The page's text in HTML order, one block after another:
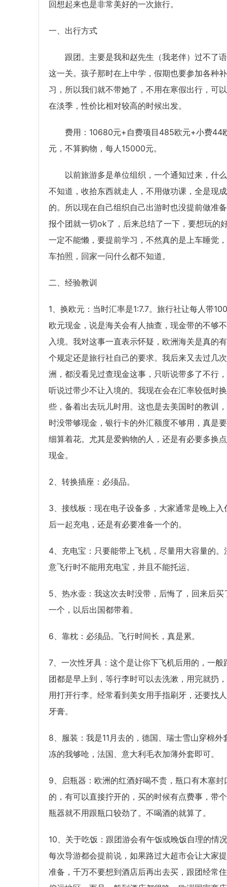
回想起来也是非常美好的一次旅行。
一、出行方式
跟团。主要是我和赵先生（我老伴）过不了
这一关。孩子那时在上中学，假期也要参加各种补
习，所以我们就不带她了，不用在寒假出行，可
在淡季，性价比相对较高的时候出发。
费用：10680元+自费项目485欧元+小费44
元，不算购物，每人15000元。
以前旅游多是单位组织，一个通知过来，什
不知道，收拾东西就走人，不用做功课，全是现成
的。所以现在自己组织自己出游时也没提前做准
报个团就一切ok了，后来总结了一下，要想玩的
一定不能懒，要提前学习，不然真的是上车睡觉
车拍照，回家一问什么都不知道。
二、经验教训
1、换欧元：当时汇率是1:7.7。旅行社让每人带
欧元现金，说是海关会有人抽查，现金带的不够
入境。我对这事一直表示怀疑，欧洲海关是真的
个规定还是旅行社自己的要求。我后来又去过几
洲，都没看见过查现金这事，只听说带多了不行
听说过带少不让入境的。我现在会在汇率较低时
些，备着出去玩儿时用。这也是去美国时的教训
时没带够现金，银行卡的外汇额度不够用，真是
细算着花。尤其是爱购物的人，还是有必要多换
现金。
2、转换插座：必须品。
3、接线板：现在电子设备多，大家通常是晚上入
后一起充电，还是有必要准备一个的。
4、充电宝：只要能带上飞机，尽量用大容量的。
意飞行时不能用充电宝，并且不能托运。
5、热水壶：我这次去时没带，后悔了，回来后买
一个，以后出国都带着。
6、靠枕：必须品。飞行时间长，真是累。
7、一次性牙具：这个是让你下飞机后用的，一般
团都是早上到，等行李时可以去洗漱，用完就扔
用打开行李。经常看到美女用手指刷牙，还要找
牙膏。
8、服装：我是11月去的，德国、瑞士雪山穿棉外
冻的我够呛，法国、意大利毛衣加薄外套即可。
9、启瓶器：欧洲的红酒好喝不贵，瓶口有木塞封
的，有可以直接拧开的，买的时候有点费事，带
瓶器就不用跟瓶口较劲了。不喝酒的就算了。
10、关于吃饭：跟团游会有午饭或晚饭自理的情
每次导游都会提前说，如果路过大超市会让大家
准备，千万不要想到酒店后再出去买，跟团经常